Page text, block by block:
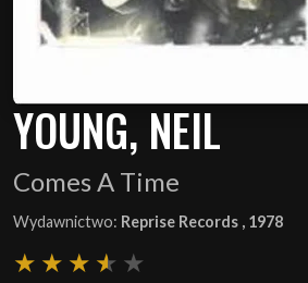
YOUNG, NEIL
Comes A Time
Wydawnictwo: Reprise Records , 1978